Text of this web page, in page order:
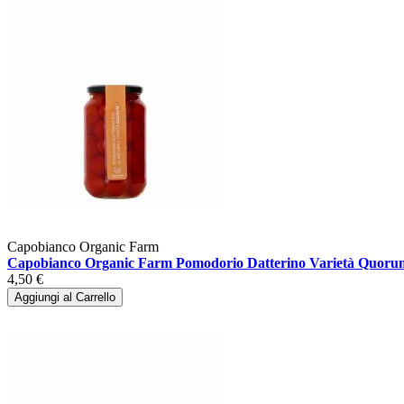
Capobianco Organic Farm
Capobianco Organic Farm Pomodorio Datterino Varietà
4,50 €
Aggiungi al Carrello